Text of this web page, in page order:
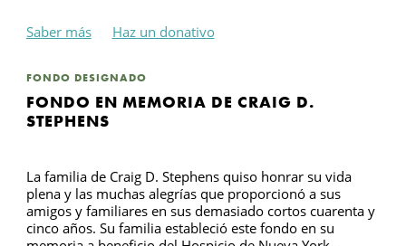
Saber más Haz un donativo
FONDO DESIGNADO
FONDO EN MEMORIA DE CRAIG D.
STEPHENS
La familia de Craig D. Stephens quiso honrar su vida
plena y las muchas alegrías que proporcionó a sus
amigos y familiares en sus demasiado cortos cuarenta y
cinco años. Su familia estableció este fondo en su